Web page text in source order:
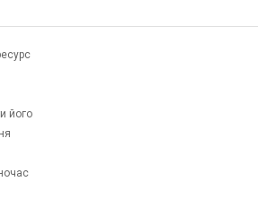
його